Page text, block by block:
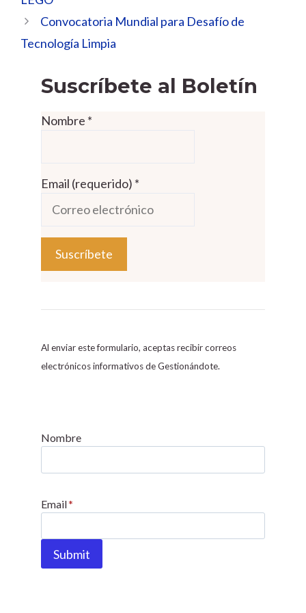
Convocatoria Mundial para Desafío de
Tecnología Limpia
Suscríbete al Boletín
Nombre *
Email (requerido) *
o
s
t
C
n
a
U
Al enviar este formulario, aceptas recibir correos
electrónicos informativos de Gestionándote.
Nombre
Email*
Submit